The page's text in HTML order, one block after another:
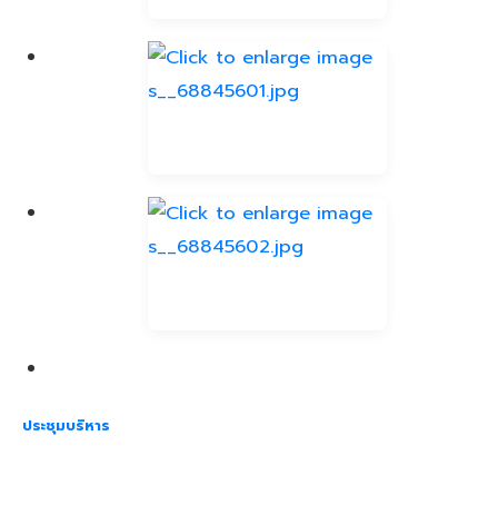
ประชุมบริหาร